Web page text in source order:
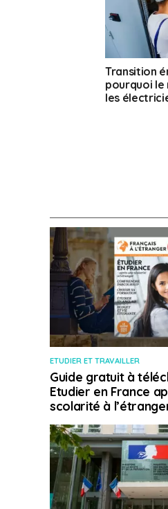
Transition
pourquoi le
les
ETUDIER ET TRAVAILLER
Guide gratuit à
Etudier en France
scolarité à